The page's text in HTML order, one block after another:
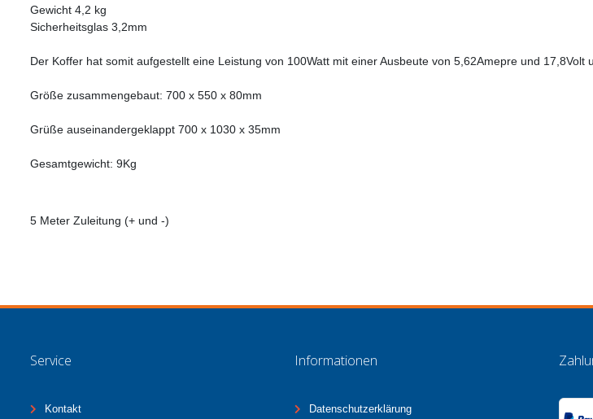
Gewicht 4,2 kg
Sicherheitsglas 3,2mm
Der Koffer hat somit aufgestellt eine Leistung von 100Watt mit einer Ausbeute von 5,62Amepre und 17,8Volt
Größe zusammengebaut: 700 x 550 x 80mm
Grüße auseinandergeklappt 700 x 1030 x 35mm
Gesamtgewicht: 9Kg
5 Meter Zuleitung (+ und -)
Service
Kontakt
Informationen
Datenschutzerklärung